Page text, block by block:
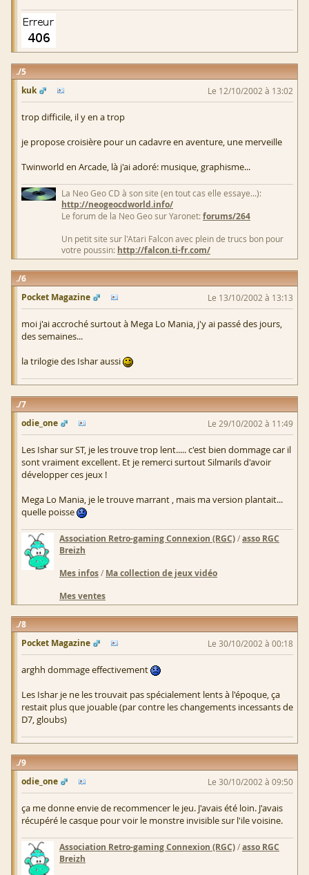
5
kuk
Le 12/10/2002 à 13:02
trop difficile, il y en a trop
je propose croisière pour un cadavre en aventure, une merveille
Twinworld en Arcade, là j'ai adoré: musique, graphisme...
La Neo Geo CD à son site (en tout cas elle essaye...):
http://neogeocdworld.info/
Le forum de la Neo Geo sur Yaronet:forums/264
Un petit site sur l'Atari Falcon avec plein de trucs bon pour
votre poussin: http://falcon.ti-fr.com/
6
Pocket Magazine
Le 13/10/2002 à 13:13
moi j'ai accroché surtout à Mega Lo Mania, j'y ai passé des jours,
des semaines...
la trilogie des Ishar aussi
7
odie_one
Le 29/10/2002 à 11:49
Les Ishar sur ST, je les trouve trop lent..... c'est bien dommage car il
sont vraiment excellent. Et je remerci surtout Silmarils d'avoir
développer ces jeux !
Mega Lo Mania, je le trouve marrant , mais ma version plantait...
quelle poisse
Association Retro-gaming Connexion (RGC)/asso RGC
Breizh
Mes infos/ Ma collection de jeux vidéo
Mes ventes
8
Pocket Magazine
Le 30/10/2002 à 00:18
arghh dommage effectivement
Les Ishar je ne les trouvait pas spécialement lents à l'époque, ça
restait plus que jouable (par contre les changements incessants de
D7, gloubs)
9
odie_one
Le 30/10/2002 à 09:50
ça me donne envie de recommencer le jeu. J'avais été loin. J'avais
récupéré le casque pour voir le monstre invisible sur l'ile voisine.
Association Retro-gaming Connexion (RGC)/asso RGC
Breizh